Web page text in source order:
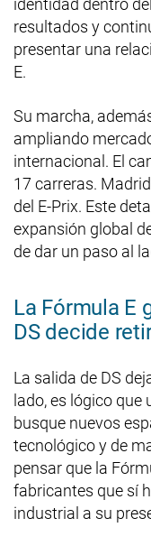
identidad dentro
resultados y
presentar una
E.
Su marcha,
ampliando
internacional. El
17 carreras.
del E-Prix. Este
expansión global
de dar un paso al
La Fórmula E
DS decide
La salida de DS
lado, es lógico
busque nuevos
tecnológico y de
pensar que la
fabricantes que sí
industrial a su